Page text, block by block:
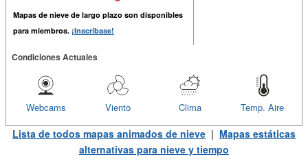
Mapas de nieve de largo plazo son disponibles
para miembros. ¡Inscríbase!
Condiciones Actuales
Temp. Aire
Clima
Viento
Webcams
Lista de todos mapas animados de nieve | Mapas estáticas
alternativas para nieve y tiempo